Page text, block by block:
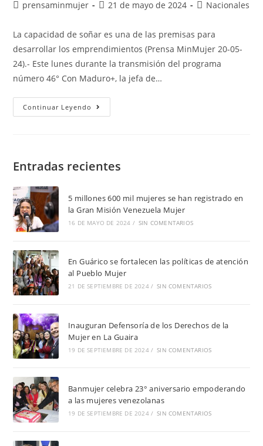
prensaminmujer 21 de mayo de 2024 Nacionales
La capacidad de soñar es una de las premisas para
desarrollar los emprendimientos (Prensa MinMujer 20-05-
24).- Este lunes durante la transmisión del programa
número 46° Con Maduro+, la jefa de…
Continuar Leyendo
Entradas recientes
5 millones 600 mil mujeres se han registrado en
la Gran Misión Venezuela Mujer
16 DE MAYO DE 2024 / SIN COMENTARIOS
En Guárico se fortalecen las políticas de atención
al Pueblo Mujer
21 DE SEPTIEMBRE DE 2024 / SIN COMENTARIOS
Inauguran Defensoría de los Derechos de la
Mujer en La Guaira
19 DE SEPTIEMBRE DE 2024 / SIN COMENTARIOS
Banmujer celebra 23° aniversario empoderando
a las mujeres venezolanas
19 DE SEPTIEMBRE DE 2024 / SIN COMENTARIOS